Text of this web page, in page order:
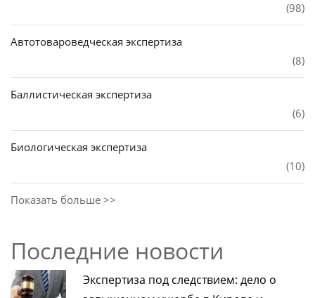
(98)
Автотовароведческая экспертиза
(8)
Баллистическая экспертиза
(6)
Биологическая экспертиза
(10)
Показать больше >>
Последние новости
Экспертиза под следствием: дело о